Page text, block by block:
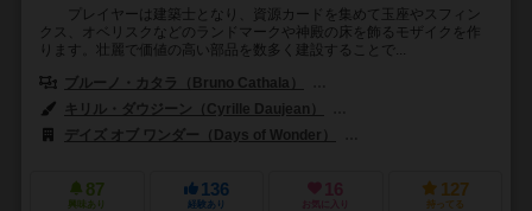
プレイヤーは建築士となり、資源カードを集めて玉座やスフィン
クス、オベリスクなどのランドマークや神殿の床を飾るモザイクを作
ります。壮麗で価値の高い部品を数多く建設することで...
ブルーノ・カタラ（Bruno Cathala）
キリル・ダウジーン（Cyrille Daujean）
デイズ オブ ワンダー（Days of Wonder）
87
興味あり
136
経験あり
16
お気に入り
127
持ってる